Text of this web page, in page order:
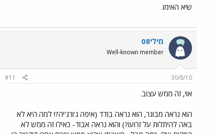
שיא האימו.
מילי08
Well-known member
30/8/10
#11
אוי, זה ממש עצוב.
הוא נראה מבוגר, הוא נראה בודד (איפה ג'ורג'יה?! למה היא לא
באה להיתלות על זרועו?) והוא נראה אבוד- כאילו זה ממש לא